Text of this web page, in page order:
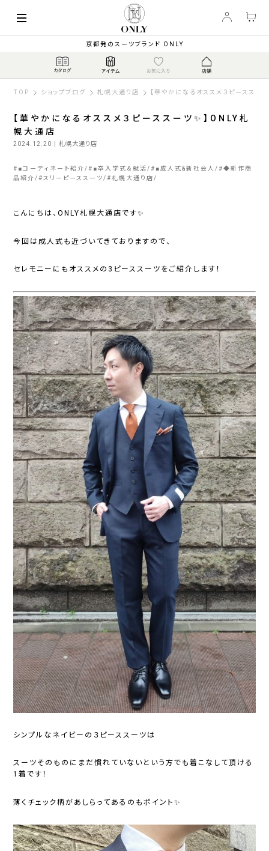
京都発のスーツブランド ONLY
TOP ショップブログ 札幌大通り店 【華やかになるオススメ３ピーススー
【華やかになるオススメ３ピーススーツ✨】ONLY札
幌大通店
2024.12.20 | 札幌大通り店
# ■コーディネート紹介 # ■卒入学式＆就活 # ■成人式&新社会人 #◆新作商
品紹介 # スリーピーススーツ #札幌大通り店
こんにちは、ONLY札幌大通店です✨
今回は成人式も近づいてきておりますので、
セレモニーにもオススメの3ピーススーツをご紹介します！
シンプルなネイビーの３ピーススーツは
スーツそのものにまだ慣れていないという方でも着こなして頂ける
1着です！
薄くチェック柄があしらってあるのもポイント✨